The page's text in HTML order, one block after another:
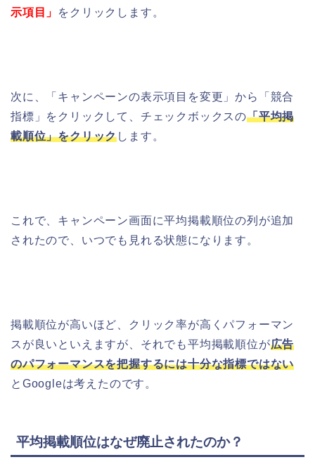
示項目」
をクリックします。
次に、「キャンペーンの表示項目を変更」から「競合
指標」をクリックして、チェックボックスの「平均掲
載順位」をクリックします。
これで、キャンペーン画面に平均掲載順位の列が追加
されたので、いつでも見れる状態になります。
掲載順位が高いほど、クリック率が高くパフォーマン
スが良いといえますが、 それでも平均掲載順位が広告
のパフォーマンスを把握するには十分な指標ではない
と Googleは考えたのです。
平均掲載順位はなぜ廃止されたのか？